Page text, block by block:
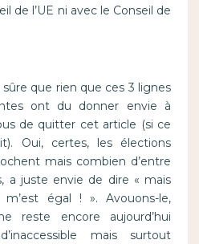
de l’UE ni avec le Conseil de
sûre que rien que ces 3 lignes
ont du donner envie à
de quitter cet article (si ce
Oui, certes, les élections
mais combien d’entre
a juste envie de dire « mais
m’est égal ! ». Avouons-le,
reste encore aujourd’hui
mais surtout